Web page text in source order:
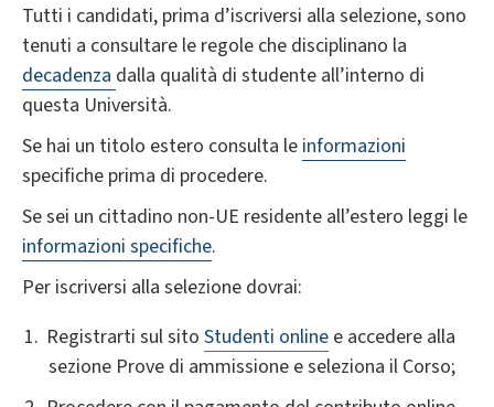
Tutti i candidati, prima d’iscriversi alla selezione, sono
tenuti a consultare le regole che disciplinano la
decadenza dalla qualità di studente all’interno di
questa Università.
Se hai un titolo estero consulta le informazioni
specifiche prima di procedere.
Se sei un cittadino non-UE residente all’estero leggi le
informazioni specifiche.
Per iscriversi alla selezione dovrai:
Registrarti sul sito Studenti onlinee accedere alla
sezione Prove di ammissione e seleziona il Corso;